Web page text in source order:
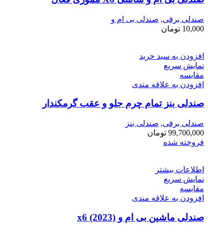
صندلی برقی, صندلی بی ام و
10,000 تومان
افزودن به سبد خرید
نمایش سریع
مقايسه
افزودن به علاقه مندی
صندلی بنز تمام چرم جلو و عقب گرمکندار
صندلی برقی, صندلی بنز
99,700,000 تومان
فروخته شده
اطلاعات بیشتر
نمایش سریع
مقايسه
افزودن به علاقه مندی
صندلی ماشین بی ام و x6 (2023)